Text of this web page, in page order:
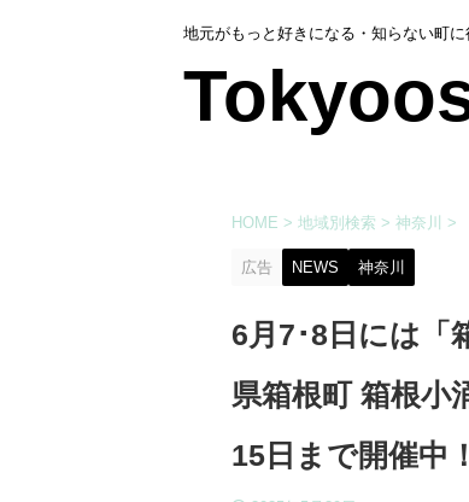
地元がもっと好きになる・知らない町
HOME > 地域別検索 > 神奈川 >
広告 NEWS 神奈川
6月7･8日には「
県箱根町 箱根小
15日まで開催中！